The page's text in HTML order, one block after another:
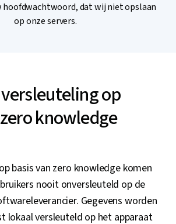
dat wij niet opslaan
op onze servers.
op
knowledge
basis van zero knowledge komen
nooit onversleuteld op de
Gegevens worden
lokaal versleuteld op het apparaat